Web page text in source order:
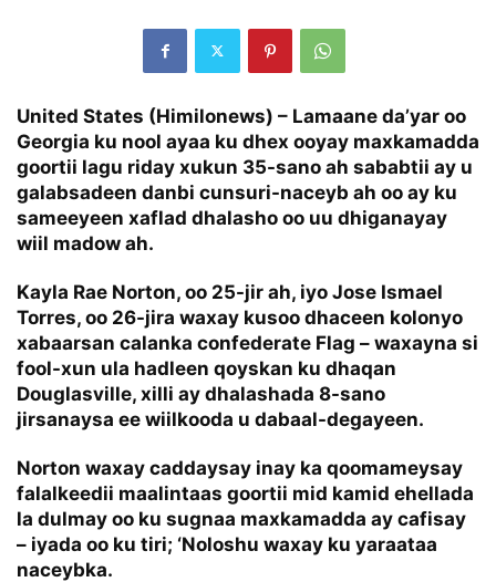
United States (Himilonews) – Lamaane da’yar oo
Georgia ku nool ayaa ku dhex ooyay maxkamadda
goortii lagu riday xukun 35-sano ah sababtii ay u
galabsadeen danbi cunsuri-naceyb ah oo ay ku
sameeyeen xaflad dhalasho oo uu dhiganayay
wiil madow ah.
Kayla Rae Norton, oo 25-jir ah, iyo Jose Ismael
Torres, oo 26-jira waxay kusoo dhaceen kolonyo
xabaarsan calanka confederate Flag – waxayna si
fool-xun ula hadleen qoyskan ku dhaqan
Douglasville, xilli ay dhalashada 8-sano
jirsanaysa ee wiilkooda u dabaal-degayeen.
Norton waxay caddaysay inay ka qoomameysay
falalkeedii maalintaas goortii mid kamid ehellada
la dulmay oo ku sugnaa maxkamadda ay cafisay
– iyada oo ku tiri; ‘Noloshu waxay ku yaraataa
naceybka.